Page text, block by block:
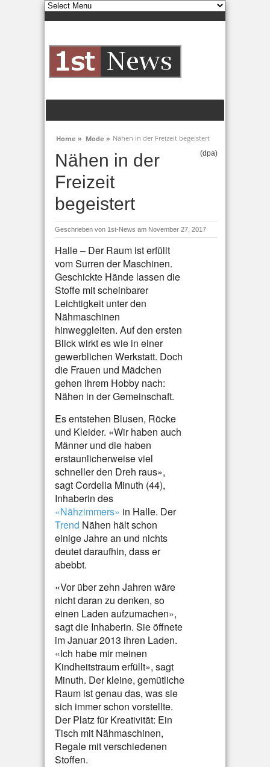
Home » Mode » Nähen in der Freizeit begeistert
Nähen in der
Freizeit
begeistert
(dpa)
Geschrieben von 1st-News am November 27, 2017
Halle – Der Raum ist erfüllt
vom Surren der Maschinen.
Geschickte Hände lassen die
Stoffe mit scheinbarer
Leichtigkeit unter den
Nähmaschinen
hinweggleiten. Auf den ersten
Blick wirkt es wie in einer
gewerblichen Werkstatt. Doch
die Frauen und Mädchen
gehen ihrem Hobby nach:
Nähen in der Gemeinschaft.
Es entstehen Blusen, Röcke
und Kleider. «Wir haben auch
Männer und die haben
erstaunlicherweise viel
schneller den Dreh raus»,
sagt Cordelia Minuth (44),
Inhaberin des
«Nähzimmers» in Halle. Der
Trend Nähen hält schon
einige Jahre an und nichts
deutet daraufhin, dass er
abebbt.
«Vor über zehn Jahren wäre
nicht daran zu denken, so
einen Laden aufzumachen»,
sagt die Inhaberin. Sie öffnete
im Januar 2013 ihren Laden.
«Ich habe mir meinen
Kindheitstraum erfüllt», sagt
Minuth. Der kleine, gemütliche
Raum ist genau das, was sie
sich immer schon vorstellte.
Der Platz für Kreativität: Ein
Tisch mit Nähmaschinen,
Regale mit verschiedenen
Stoffen.